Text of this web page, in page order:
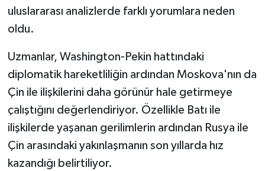
uluslararası analizlerde farklı yorumlara neden
oldu.
Uzmanlar, Washington-Pekin hattındaki
diplomatik hareketliliğin ardından Moskova'nın da
Çin ile ilişkilerini daha görünür hale getirmeye
çalıştığını değerlendiriyor. Özellikle Batı ile
ilişkilerde yaşanan gerilimlerin ardından Rusya ile
Çin arasındaki yakınlaşmanın son yıllarda hız
kazandığı belirtiliyor.